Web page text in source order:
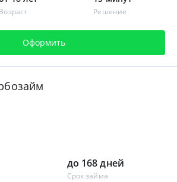
Возраст Решение
Оформить
до 168 дней
Срок займа